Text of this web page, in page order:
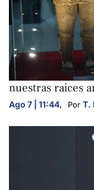
ARTE Y CULTURA
Taller de
nuestras raíces
Ago 7 | 11:44, Por T.